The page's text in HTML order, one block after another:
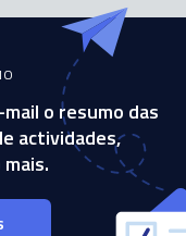
o resumo das
actividades,